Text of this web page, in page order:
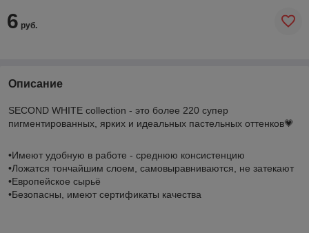
6 руб.
Описание
SECOND WHITE collection - это более 220 супер
пигментированных, ярких и идеальных пастельных оттенков💗
•Имеют удобную в работе - среднюю консистенцию
•Ложатся тончайшим слоем, самовыравниваются, не затекают
•Европейское сырьё
•Безопасны, имеют сертификаты качества